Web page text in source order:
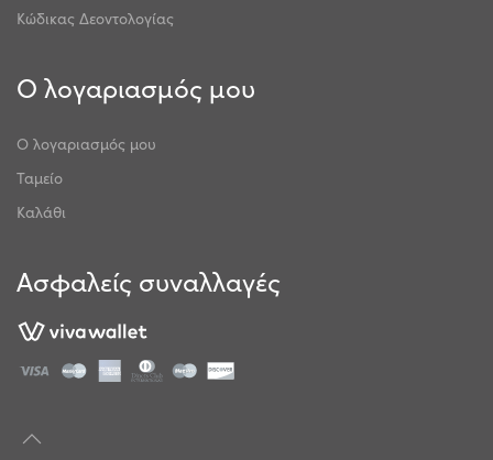
Κώδικας Δεοντολογίας
Ο λογαριασμός μου
Ο λογαριασμός μου
Ταμείο
Καλάθι
Ασφαλείς συναλλαγές